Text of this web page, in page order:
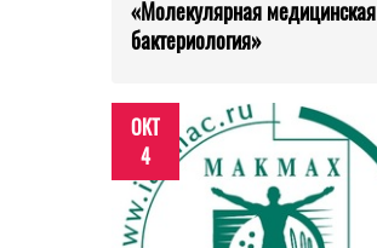
«Молекулярная медицинская
бактериология»
ОКТ
4